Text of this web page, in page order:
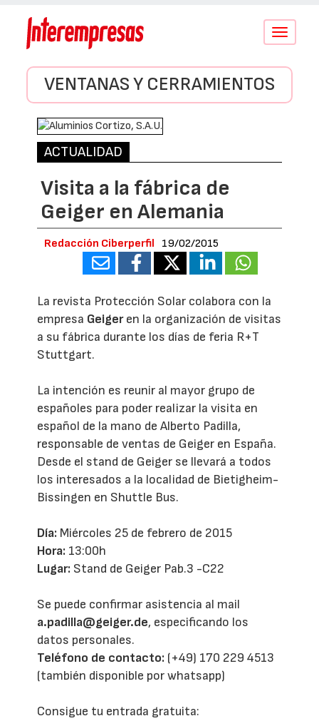
Conmutar
VENTANAS Y CERRAMIENTOS
ACTUALIDAD
Visita a la fábrica de
Geiger en Alemania
Redacción Ciberperfil 19/02/2015
La revista Protección Solar colabora con la
empresa Geigeren la organización de visitas
a su fábrica durante los días de feria R+T
Stuttgart.
La intención es reunir al mayor grupo de
españoles para poder realizar la visita en
español de la mano de Alberto Padilla,
responsable de ventas de Geiger en España.
Desde el stand de Geiger se llevará a todos
los interesados a la localidad de Bietigheim-
Bissingen en Shuttle Bus.
Día: Miércoles 25 de febrero de 2015
Hora: 13:00h
Lugar: Stand de Geiger Pab.3 -C22
Se puede confirmar asistencia al mail
a.padilla@geiger.de, especificando los
datos personales.
Teléfono de contacto: (+49) 170 229 4513
(también disponible por whatsapp)
Consigue tu entrada gratuita: